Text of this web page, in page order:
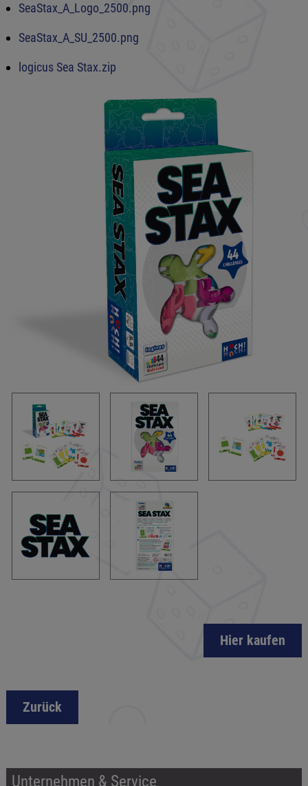
SeaStax_A_Logo_2500.png
SeaStax_A_SU_2500.png
logicus Sea Stax.zip
Hier kaufen
Zurück
Unternehmen & Service